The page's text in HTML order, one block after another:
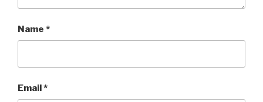
Name *
Email*